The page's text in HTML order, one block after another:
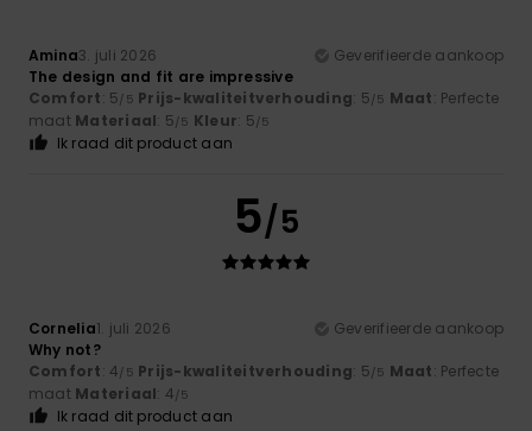
Amina3. juli 2026
Geverifieerde aankoop
The design and fit are impressive
Comfort: 5/5 Prijs-kwaliteitverhouding: 5/5 Maat: Perfecte
maat Materiaal: 5/5 Kleur: 5/5
Ik raad dit product aan
5/5
Cornelia1. juli 2026
Geverifieerde aankoop
Why not?
Comfort: 4/5 Prijs-kwaliteitverhouding: 5/5 Maat: Perfecte
maat Materiaal: 4/5
Ik raad dit product aan